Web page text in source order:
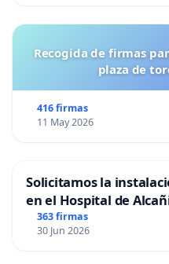
Recogida de firmas
plaza de
416 firmas
11 May 2026
Solicitamos la
en el Hospital de
363 firmas
30 Jun 2026